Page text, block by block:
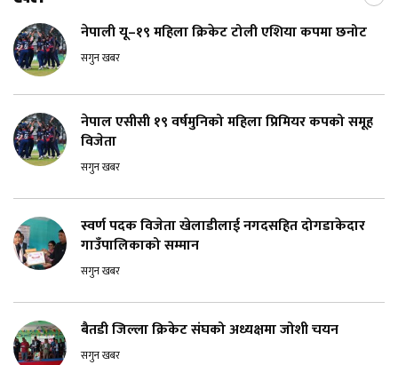
नेपाली यू–१९ महिला क्रिकेट टोली एशिया कपमा छनोट
सगुन खबर
नेपाल एसीसी १९ वर्षमुनिको महिला प्रिमियर कपको समूह
विजेता
सगुन खबर
स्वर्ण पदक विजेता खेलाडीलाई नगदसहित दोगडाकेदार
गाउँपालिकाको सम्मान
सगुन खबर
बैतडी जिल्ला क्रिकेट संघको अध्यक्षमा जोशी चयन
सगुन खबर